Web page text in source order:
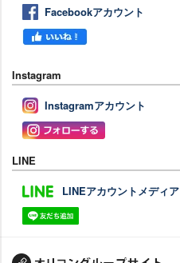
Facebookアカウント
Instagram
Instagramアカウント
LINE
LINEアカウントメディア